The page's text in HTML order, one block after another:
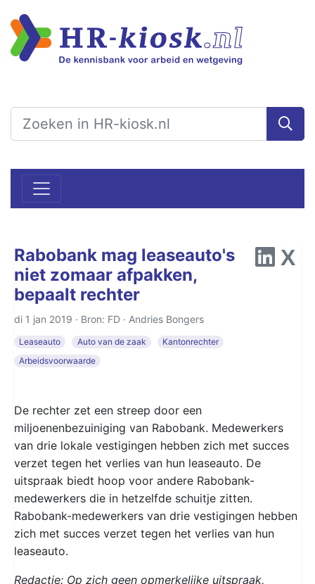
Rabobank mag leaseauto's
niet zomaar afpakken,
bepaalt rechter
di 1 jan 2019 · Bron: FD · Andries Bongers
Leaseauto Auto van de zaak
Kantonrechter
Arbeidsvoorwaarde
De rechter zet een streep door een
miljoenenbezuiniging van Rabobank. Medewerkers
van drie lokale vestigingen hebben zich met succes
verzet tegen het verlies van hun leaseauto. De
uitspraak biedt hoop voor andere Rabobank-
medewerkers die in hetzelfde schuitje zitten.
Rabobank-medewerkers van drie vestigingen hebben
zich met succes verzet tegen het verlies van hun
leaseauto.
Redactie: Op zich geen opmerkelijke uitspraak,